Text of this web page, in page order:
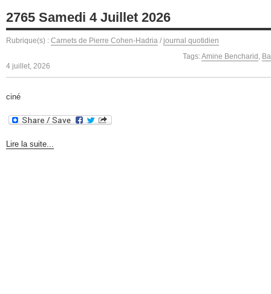
2765 Samedi 4 Juillet 2026
Rubrique(s) : Carnets de Pierre Cohen-Hadria / journal quotidien
Tags:Amine Bencharid ,
4 juillet, 2026
ciné
Lire la suite...